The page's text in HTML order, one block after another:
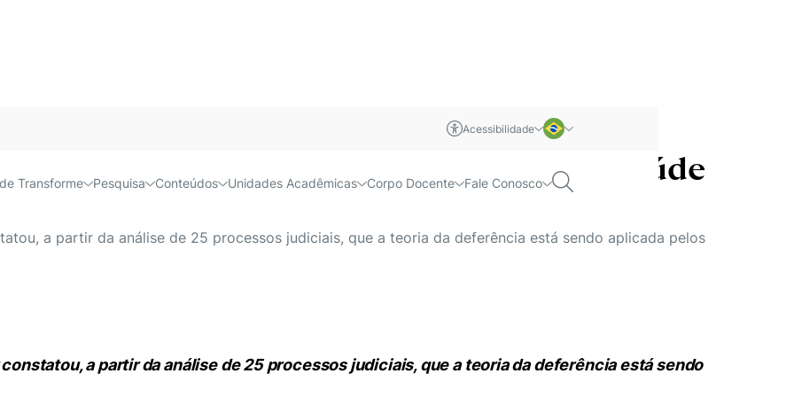
Acessibilidade
Português
Transforme Pesquisa Conteúdos Unidades Acadêmicas Corpo Docente Fale Conosco Pesquisar
decisões da Agência Nacional de Saúde
a partir da análise de 25 processos judiciais, que a teoria da deferência está sendo aplicada pelos
a partir da análise de 25 processos judiciais, que a teoria da deferência está sendo